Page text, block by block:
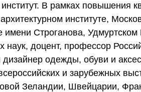
В рамках повышения
институте,
Строганова, Удмуртском
наук, доцент, профессор
дизайнер одежды, обуви и
и зарубежных
Зеландии, Швейцарии,